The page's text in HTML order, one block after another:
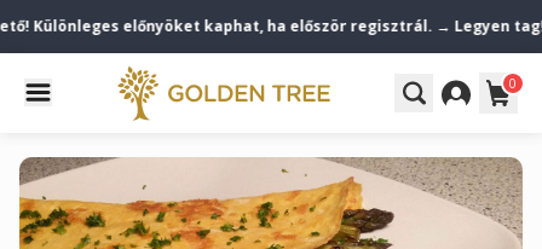
Különleges előnyöket kaphat, ha először regisztrál. → Legyen tag!
0